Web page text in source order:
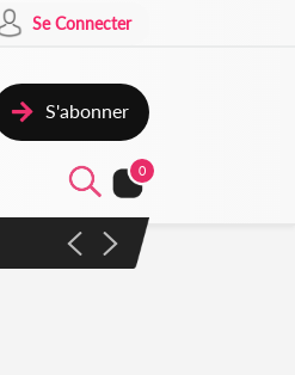
Se Connecter
S'abonner
0